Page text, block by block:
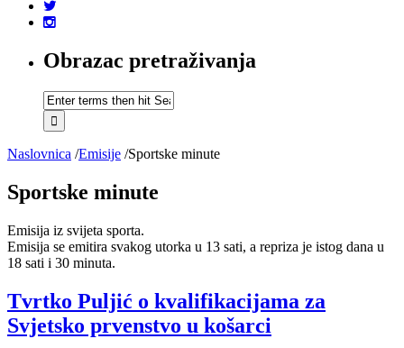
Obrazac pretraživanja
Naslovnica /Emisije /Sportske minute
Sportske minute
Emisija iz svijeta sporta.
Emisija se emitira svakog utorka u 13 sati, a repriza je istog dana u
18 sati i 30 minuta.
Tvrtko Puljić o kvalifikacijama za
Svjetsko prvenstvo u košarci